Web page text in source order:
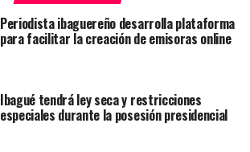
Periodista ibaguereño desarrolla plataforma
para facilitar la creación de emisoras online
Ibagué tendrá ley seca y restricciones
especiales durante la posesión presidencial